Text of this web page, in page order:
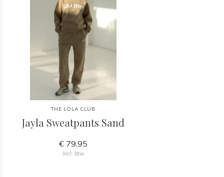
THE LOLA CLUB
Jayla Sweatpants Sand
€ 79,95
Incl. btw